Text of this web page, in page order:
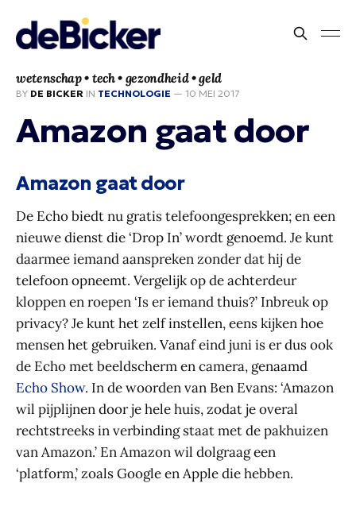
wetenschap • tech • gezondheid • geld
BY DE BICKER IN TECHNOLOGIE — 10 MEI 2017
Amazon gaat door
Amazon gaat door
De Echo biedt nu gratis telefoongesprekken; en een
nieuwe dienst die ‘Drop In’ wordt genoemd. Je kunt
daarmee iemand aanspreken zonder dat hij de
telefoon opneemt. Vergelijk op de achterdeur
kloppen en roepen ‘Is er iemand thuis?’ Inbreuk op
privacy? Je kunt het zelf instellen, eens kijken hoe
mensen het gebruiken. Vanaf eind juni is er dus ook
de Echo met beeldscherm en camera, genaamd
Echo Show. In de woorden van Ben Evans: ‘Amazon
wil pijplijnen door je hele huis, zodat je overal
rechtstreeks in verbinding staat met de pakhuizen
van Amazon.’ En Amazon wil dolgraag een
‘platform,’ zoals Google en Apple die hebben.